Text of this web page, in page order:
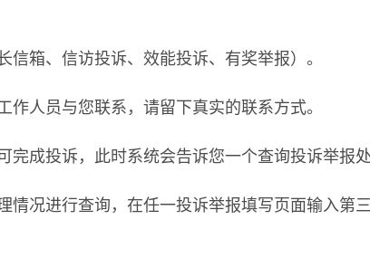
箱、信访投诉、效能投诉、有奖举报）。
人员与您联系，请留下真实的联系方式。
完成投诉，此时系统会告诉您一个查询投诉举报
情况进行查询，在任一投诉举报填写页面输入第